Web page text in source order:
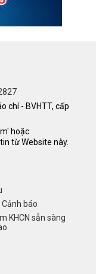
chí - BVHTT, cấp
hoặc
từ Website này.
Cảnh báo
KHCN sẵn sàng